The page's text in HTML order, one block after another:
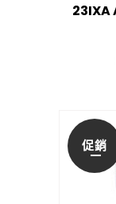
23IXA
促銷